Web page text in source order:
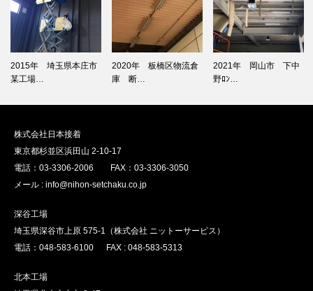
2015年 埼玉県本庄市
某工場…
2020年 板橋区物流倉
庫 断…
2021年 岡山市 下中
野ﾛﾝ…
株式会社日本接着
東京都杉並区浜田山 2-10-17
電話：03-3306-2006 FAX：03-3306-3050
メール : info@nihon-setchaku.co.jp
深谷工場
埼玉県深谷市上原 575-1（株式会社 ニットーサービス）
電話：048-583-6100 FAX : 048-583-5313
北本工場